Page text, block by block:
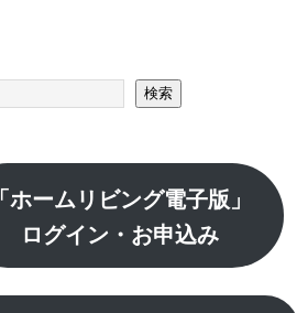
検索
「ホームリビング電子版」
ログイン・お申込み